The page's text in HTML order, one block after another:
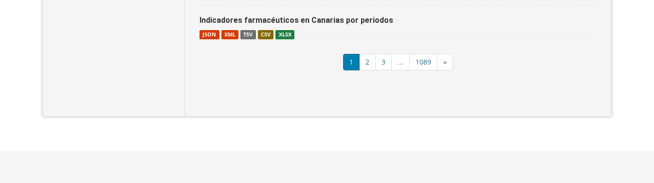
Indicadores farmacéuticos en Canarias por periodos
JSON XML TSV CSV XLSX
1 2 3 ... 1089 »